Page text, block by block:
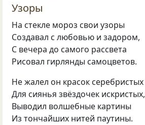
Узоры
На стекле мороз свои узоры
Создавал с любовью и задором,
С вечера до самого рассвета
Рисовал гирлянды самоцветов.
Не жалел он красок серебристых
Для сиянья звёздочек искристых,
Выводил волшебные картины
Из тончайших нитей паутины.